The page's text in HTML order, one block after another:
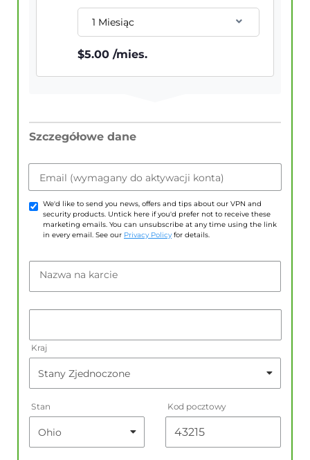
1 Miesiąc
$5.00 /mies.
Szczegółowe dane
Email (wymagany do aktywacji konta)
We'd like to send you news, offers and tips about our VPN and
security products. Untick here if you'd prefer not to receive these
marketing emails. You can unsubscribe at any time using the link
in every email. See our Privacy Policy for details.
Nazwa na karcie
Kraj
Stan Kod pocztowy